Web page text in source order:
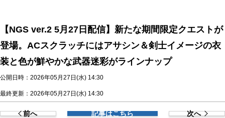
【NGS ver.2 5月27日配信】新たな期間限定クエストが
登場。ACスクラッチにはアサシン＆剣士イメージの衣
装と色が鮮やかな武器迷彩がラインナップ
公開日時：2026年05月27日(水) 14:30
最終更新：2026年05月27日(水) 14:30
前へ 記事はこちら 次へ